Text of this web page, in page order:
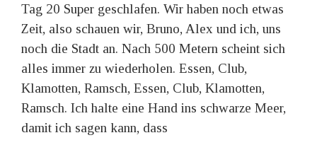
Tag 20 Super geschlafen. Wir haben noch etwas
Zeit, also schauen wir, Bruno, Alex und ich, uns
noch die Stadt an. Nach 500 Metern scheint sich
alles immer zu wiederholen. Essen, Club,
Klamotten, Ramsch, Essen, Club, Klamotten,
Ramsch. Ich halte eine Hand ins schwarze Meer,
damit ich sagen kann, dass